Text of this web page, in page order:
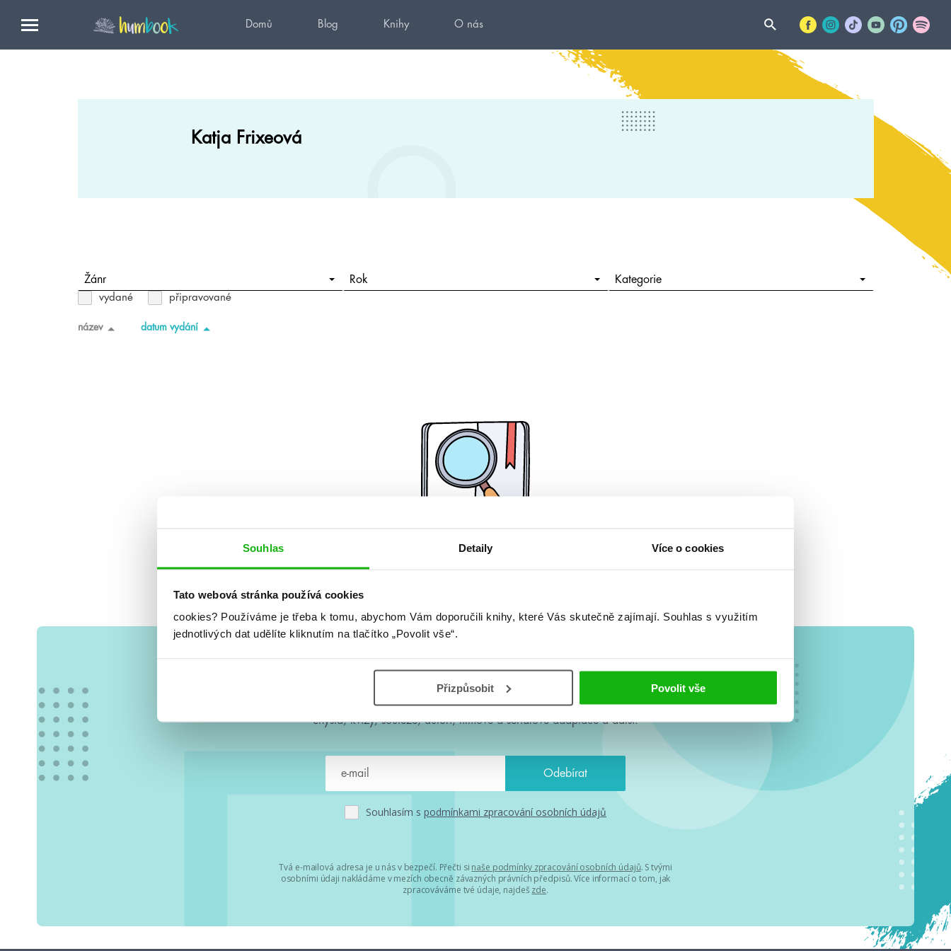
Souhlas Detaily Více o cookies
Tato webová stránka používá cookies
cookies? Používáme je třeba k tomu, abychom Vám doporučili knihy, které Vás skutečně zajímají. Souhlas s využitím
jednotlivých dat udělíte kliknutím na tlačítko „Povolit vše“.
Přizpůsobit Povolit vše
Domů Blog Knihy O nás
Katja Frixeová
Žánr Rok Kategorie
vydané připravované
název datum vydání
#HumbookNews
Vše kolem #youngadult každý měsíc rovnou do mailu! Nové knihy, co se
chystá, kvízy, soutěže, autoři, filmové a seriálové adaptace a další.
Souhlasím s podmínkami zpracování osobních údajů
Tvá e-mailová adresa je u nás v bezpečí. Přečti si naše podmínky zpracování osobních údajů. S tvými
osobními údaji nakládáme v mezích obecně závazných právních předpisů. Více informací o tom, jak
zpracováváme tvé údaje, najdeš zde.